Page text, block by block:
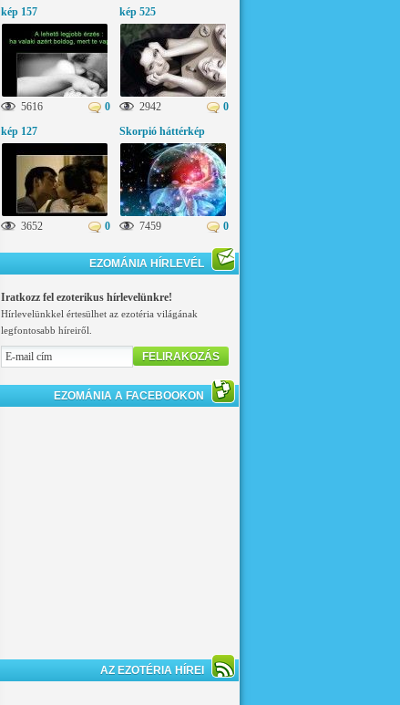
kép 157
5616 0
kép 525
2942
0
kép 127
3652 0
Skorpió háttérkép
7459 0
EZOMÁNIA HÍRLEVÉL
Iratkozz fel ezoterikus hírlevelünkre!
Hírlevelünkkel értesülhet az ezotéria világának
legfontosabb híreiről.
FELIRAKOZÁS
EZOMÁNIA A FACEBOOKON
AZ EZOTÉRIA HÍREI